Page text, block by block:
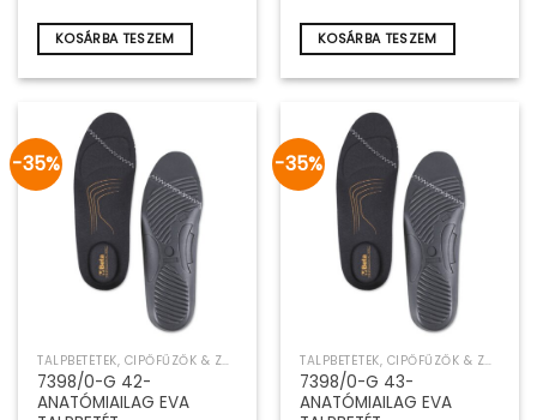
295Ft. 790Ft.
KOSÁRBA TESZEM
295Ft. 790Ft.
KOSÁRBA TESZEM
-35%
TALPBETÉTEK, CIPŐFŰZŐK & ZOKNIK
7398/0-G 42-
ANATÓMIAILAG EVA
-35%
TALPBETÉTEK, CIPŐFŰZŐK & ZOKNIK
7398/0-G 43-
ANATÓMIAILAG EVA